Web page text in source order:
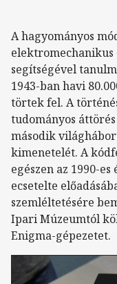
A hagyományos
segítségével
1943-ban havi
törtek fel. A
tudományos
második
kimenetelét. A
egészen az 1990-
ecsetelte
szemléltetésére
Ipari Múzeumtól
Enigma-gépezetet.